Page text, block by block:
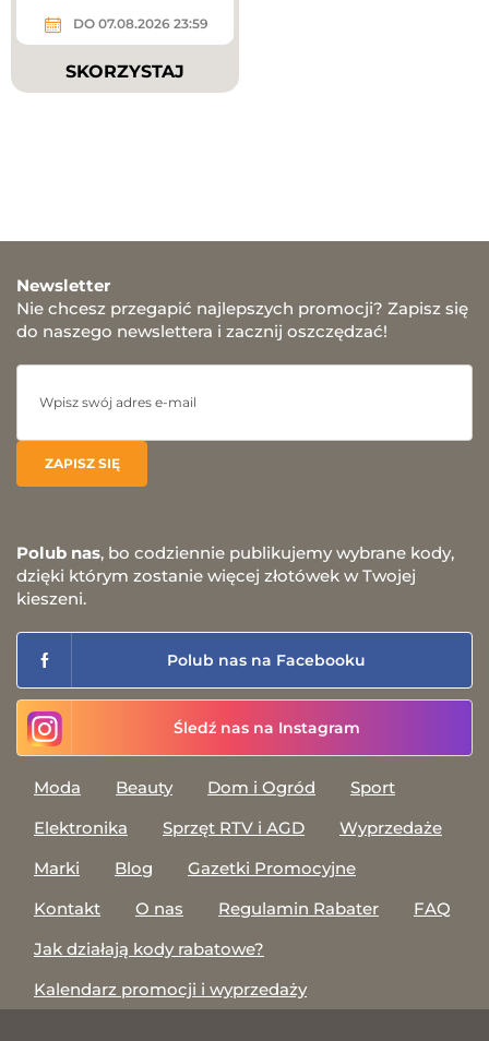
DO 07.08.2026 23:59
SKORZYSTAJ
Newsletter
Nie chcesz przegapić najlepszych promocji? Zapisz się
do naszego newslettera i zacznij oszczędzać!
Polub nas, bo codziennie publikujemy wybrane kody,
dzięki którym zostanie więcej złotówek w Twojej
kieszeni.
Polub nas na Facebooku
Śledź nas na Instagram
Moda Beauty Dom i Ogród
Sport
Elektronika
Sprzęt RTV i AGD
Wyprzedaże
Marki
Blog
Gazetki Promocyjne
Kontakt
O nas Regulamin Rabater
FAQ
Jak działają kody rabatowe?
Kalendarz promocji i wyprzedaży